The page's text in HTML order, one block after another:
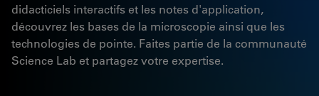
didacticiels interactifs et les notes d'application,
découvrez les bases de la microscopie ainsi que les
technologies de pointe. Faites partie de la communauté
Science Lab et partagez votre expertise.